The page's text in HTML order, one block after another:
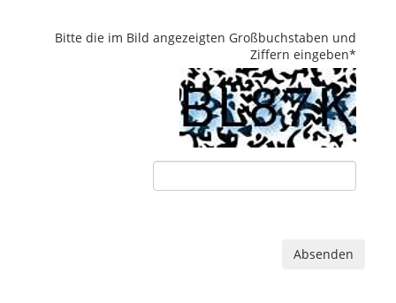
Bitte die im Bild angezeigten Großbuchstaben und
Ziffern eingeben*
Absenden